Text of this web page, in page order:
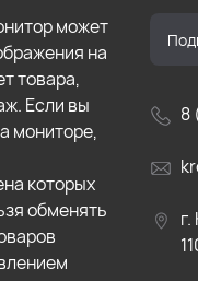
8
может
на
товара,
Если вы
мониторе,
которых
обменять